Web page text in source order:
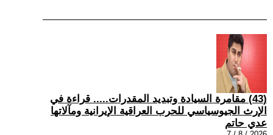
(43) مقامرة السيادة وتبديد المقدرات..... قراءة في
الإرث الجيوسياسي للحرب العراقية الإيرانية ومآلاتها
عدي حاتم